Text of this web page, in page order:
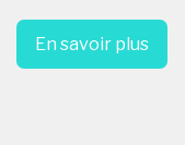
En savoir plus